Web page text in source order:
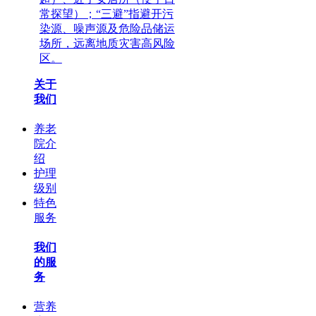
常探望）；“三避”指避开污
染源、噪声源及危险品储运
场所，远离地质灾害高风险
区。
关于
我们
养老
院介
绍
护理
级别
特色
服务
我们
的服
务
营养